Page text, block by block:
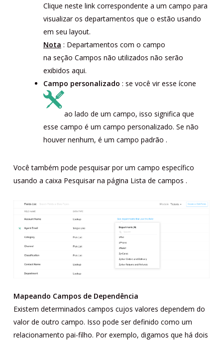
Clique neste link correspondente a um campo para
visualizar os departamentos que o estão usando
em seu layout.
Nota : Departamentos com o campo
na seção Campos não utilizados não serão
exibidos aqui.
Campo personalizado : se você vir esse ícone
ao lado de um campo, isso significa que
esse campo é um campo personalizado. Se não
houver nenhum, é um campo padrão .
Você também pode pesquisar por um campo específico
usando a caixa Pesquisar na página Lista de campos .
Mapeando Campos de Dependência
Existem determinados campos cujos valores dependem do
valor de outro campo. Isso pode ser definido como um
relacionamento pai-filho. Por exemplo, digamos que há dois